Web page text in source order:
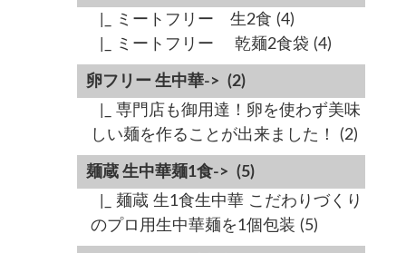
|_ ミートフリー 生2食 (4)
|_ ミートフリー 乾麺2食袋 (4)
卵フリー 生中華-> (2)
|_ 専門店も御用達！卵を使わず美味
しい麺を作ることが出来ました！
(2)
麺蔵 生中華麺1食-> (5)
|_ 麺蔵 生1食生中華 こだわりづくり
のプロ用生中華麺を1個包装 (5)